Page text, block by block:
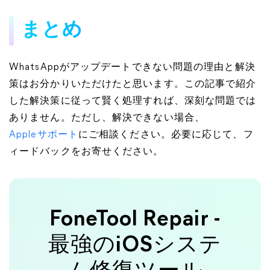
まとめ
WhatsAppがアップデートできない問題の理由と解決
策はお分かりいただけたと思います。この記事で紹介
した解決策に従って賢く処理すれば、深刻な問題では
ありません。ただし、解決できない場合、
Appleサポート にご相談ください。必要に応じて、フ
ィードバックをお寄せください。
FoneTool Repair -
最強のiOSシステ